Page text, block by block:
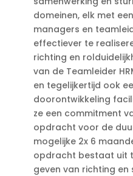
domeinen, elk met
managers en
effectiever te
richting en
van de Teamleider
en tegelijkertijd ook
doorontwikkeling
ze een commitment
opdracht voor de
mogelijke 2x 6
opdracht bestaat uit
geven van richting